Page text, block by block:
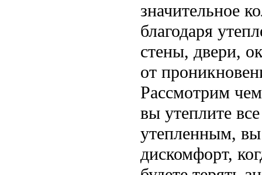
значительное
благодаря
стены, двери,
от
Рассмотрим
вы утеплите
утепленным, вы
дискомфорт,